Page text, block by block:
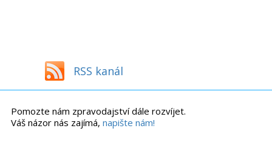
RSS kanál
Pomozte nám zpravodajství dále rozvíjet.
Váš názor nás zajímá, napište nám!